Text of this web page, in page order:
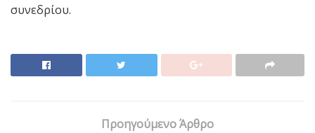
συνεδρίου.
Προηγούμενο Άρθρο